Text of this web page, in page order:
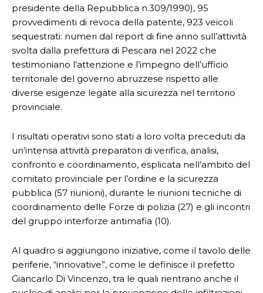
presidente della Repubblica n.309/1990), 95
provvedimenti di revoca della patente, 923 veicoli
sequestrati: numeri dal report di fine anno sull’attività
svolta dalla prefettura di Pescara nel 2022 che
testimoniano l’attenzione e l’impegno dell’ufficio
territoriale del governo abruzzese rispetto alle
diverse esigenze legate alla sicurezza nel territorio
provinciale.
I risultati operativi sono stati a loro volta preceduti da
un’intensa attività preparatori di verifica, analisi,
confronto e coordinamento, esplicata nell’ambito del
comitato provinciale per l’ordine e la sicurezza
pubblica (57 riunioni), durante le riunioni tecniche di
coordinamento delle Forze di polizia (27) e gli incontri
del gruppo interforze antimafia (10).
Al quadro si aggiungono iniziative, come il tavolo delle
periferie, “innovative”, come le definisce il prefetto
Giancarlo Di Vincenzo, tra le quali rientrano anche il